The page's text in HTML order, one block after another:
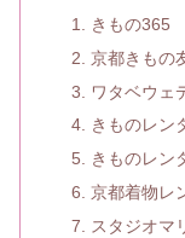
きもの365
京都きもの
ワタベウェ
きものレン
きものレン
京都着物レ
スタジオマ